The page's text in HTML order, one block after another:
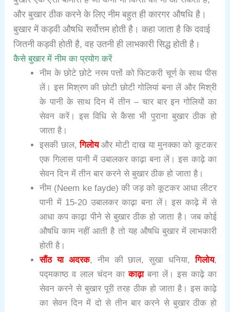
और बुखार ठीक करने के लिए नीम बहुत ही कारगर औषधि है।
बुखार में कड़वी औषधि सर्वोत्तम होती है। कहा जाता है कि दवाई
जितनी कड़वी होती है, वह उतनी ही लाभकारी सिद्ध होती है।
कैसे बुखार में नीम का प्रयोग करें
नीम के छोटे छोटे नरम पत्तों को फिटकरी चूर्ण के साथ पीस
लें। इस मिश्रण की छोटी छोटी गोलियां बना लें और मिश्री
के पानी के साथ दिन में तीन – चार बार इन गोलियों का
सेवन करें। इस विधि से कैसा भी पुराना बुखार ठीक हो
जाता है।
इसकी छाल,गिलोयऔर मोटी दाख या मुनक्का को कूटकर
एक गिलास पानी में उबालकर काढ़ा बना लें। इस काढ़े का
सेवन दिन में तीन बार करने से बुखार ठीक हो जाता है।
नीम (Neem ke fayde) की जड़ को कूटकर आधा लीटर
पानी में 15-20 उबालकर काढ़ा बना लें। इस काढ़े में से
आधा कप काढ़ा पीने से बुखार ठीक हो जाता है। जब कोई
औषधि काम नहीं आती है तो यह औषधि बुखार में लाभकारी
होती है।
सौंठ या अदरक, नीम की छाल, सुखा धनिया,गिलोय,
पद्मकाष्ठ व लाल चंदन काकाढ़ाबना लें। इस काढ़े का
सेवन करने से बुखार पूरी तरह ठीक हो जाता है। इस काढ़े
का सेवन दिन में दो से तीन बार करने से बुखार ठीक हो